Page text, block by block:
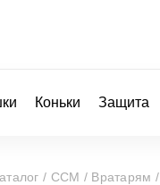
Коньки Защита
/ CCM / Вратарям /